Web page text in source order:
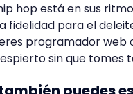
hop está en sus
fidelidad para el
programador
sin que tomes